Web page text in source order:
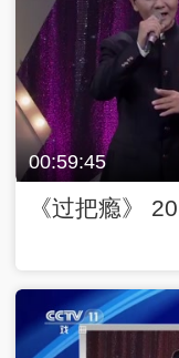
00:59:45
《过把瘾》